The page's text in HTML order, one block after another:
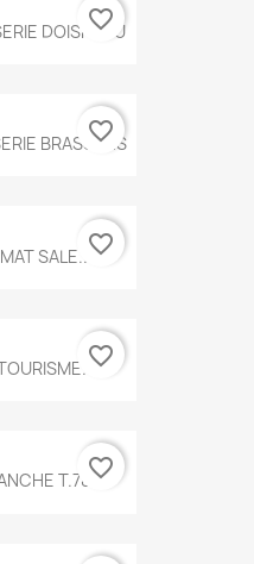
DOISNEAU
favorite_border
BRASSENS
favorite_border
SALE...favorite_border
favorite_border
T.785favorite_border